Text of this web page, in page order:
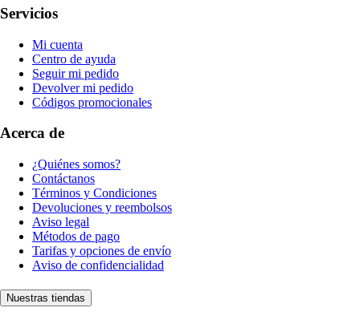
Servicios
Mi cuenta
Centro de ayuda
Seguir mi pedido
Devolver mi pedido
Códigos promocionales
Acerca de
¿Quiénes somos?
Contáctanos
Términos y Condiciones
Devoluciones y reembolsos
Aviso legal
Métodos de pago
Tarifas y opciones de envío
Aviso de confidencialidad
Nuestras tiendas